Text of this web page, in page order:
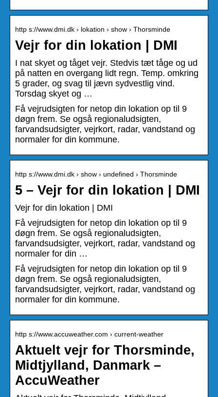
http s://www.dmi.dk › lokation › show › Thorsminde
Vejr for din lokation | DMI
I nat skyet og tåget vejr. Stedvis tæt tåge og ud
på natten en overgang lidt regn. Temp. omkring
5 grader, og svag til jævn sydvestlig vind.
Torsdag skyet og …
Få vejrudsigten for netop din lokation op til 9
døgn frem. Se også regionaludsigten,
farvandsudsigter, vejrkort, radar, vandstand og
normaler for din kommune.
http s://www.dmi.dk › show › undefined › Thorsminde
5 – Vejr for din lokation | DMI
Vejr for din lokation | DMI
Få vejrudsigten for netop din lokation op til 9
døgn frem. Se også regionaludsigten,
farvandsudsigter, vejrkort, radar, vandstand og
normaler for din …
Få vejrudsigten for netop din lokation op til 9
døgn frem. Se også regionaludsigten,
farvandsudsigter, vejrkort, radar, vandstand og
normaler for din kommune.
http s://www.accuweather.com › current-weather
Aktuelt vejr for Thorsminde,
Midtjylland, Danmark –
AccuWeather